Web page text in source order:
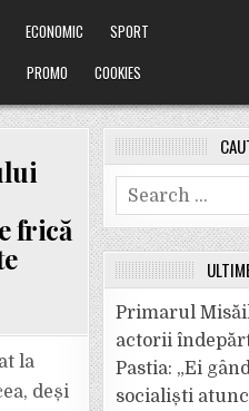
ECONOMIC
SPORT
PROMO COOKIES
frică
la
deși
Search
for:
Primarul
actorii
Pastia: „Ei
socialiști